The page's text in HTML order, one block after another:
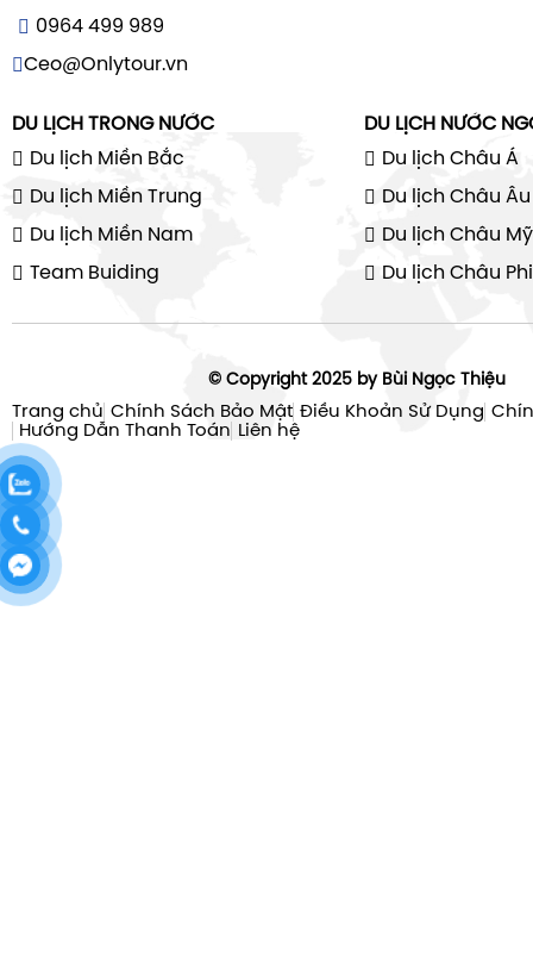
0964 499 989
Ceo@Onlytour.vn
DU LỊCH TRONG NƯỚC
Du lịch Miền Bắc
Du lịch Miền Trung
Du lịch Miền Nam
Team Buiding
DU LỊCH NƯỚC
Du lịch Châu Á
Du lịch Châu Âu
Du lịch Châu Mỹ
Du lịch Châu Phi
© Copyright 2025 by Bùi Ngọc Thiệu
Trang chủ Chính Sách Bảo Mật Điều Khoản Sử Dụng
Hướng Dẫn Thanh Toán Liên hệ